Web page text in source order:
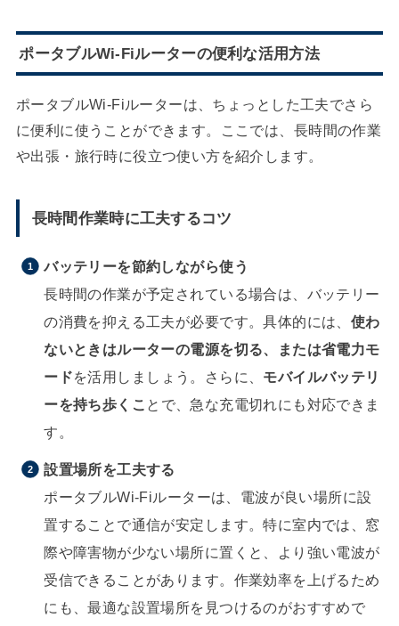
ポータブルWi-Fiルーターの便利な活用方法
ポータブルWi-Fiルーターは、ちょっとした工夫でさら
に便利に使うことができます。ここでは、長時間の作業
や出張・旅行時に役立つ使い方を紹介します。
長時間作業時に工夫するコツ
バッテリーを節約しながら使う
長時間の作業が予定されている場合は、バッテリー
の消費を抑える工夫が必要です。具体的には、 使わ
ないときはルーターの電源を切る、または省電力モ
ードを活用しましょう。さらに、 モバイルバッテリ
ーを持ち歩くこ とで、急な充電切れにも対応できま
す。
設置場所を工夫する
ポータブルWi-Fiルーターは、電波が良い場所に設
置することで通信が安定します。特に室内では、窓
際や障害物が少ない場所に置くと、より強い電波が
受信できることがあります。作業効率を上げるため
にも、最適な設置場所を見つけるのがおすすめで